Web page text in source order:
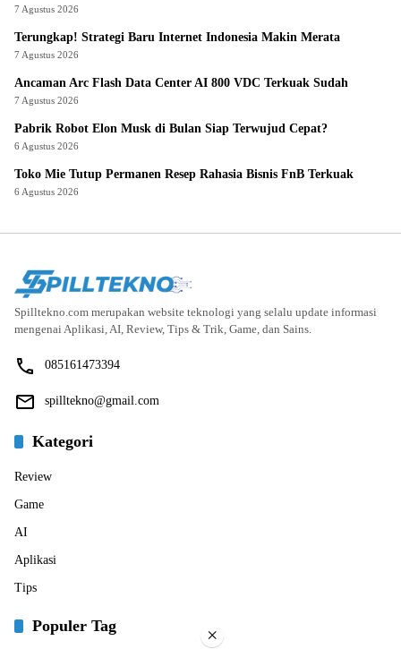
7 Agustus 2026
Terungkap! Strategi Baru Internet Indonesia Makin Merata
7 Agustus 2026
Ancaman Arc Flash Data Center AI 800 VDC Terkuak Sudah
7 Agustus 2026
Pabrik Robot Elon Musk di Bulan Siap Terwujud Cepat?
6 Agustus 2026
Toko Mie Tutup Permanen Resep Rahasia Bisnis FnB Terkuak
6 Agustus 2026
Spilltekno.com merupakan website teknologi yang selalu update informasi
mengenai Aplikasi, AI, Review, Tips & Trik, Game, dan Sains.
085161473394
spilltekno@gmail.com
Kategori
Review
Game
AI
Aplikasi
Tips
Populer Tag ×